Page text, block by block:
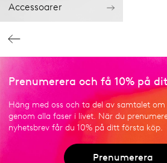
Accessoarer
Prenumerera och få 10% på
Häng med oss och ta del av samtalet
genom alla faser i livet. När du
nyhetsbrev får du 10% på ditt första köp.
Prenumerera